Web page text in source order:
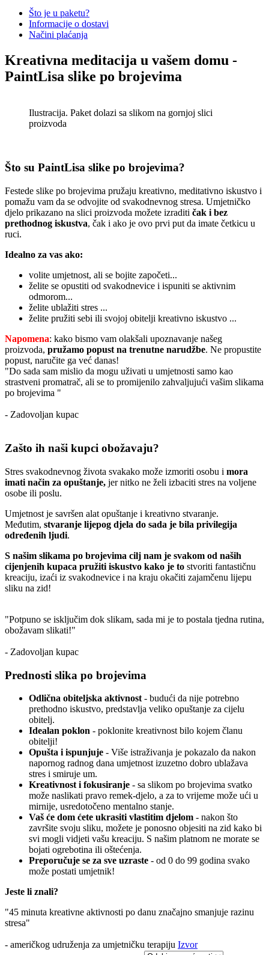
Što je u paketu?
Informacije o dostavi
Načini plaćanja
Kreativna meditacija u vašem domu -
PaintLisa slike po brojevima
Ilustracija. Paket dolazi sa slikom na gornjoj slici
proizvoda
Što su PaintLisa slike po brojevima?
Festede slike po brojevima pružaju kreativno, meditativno iskustvo i
pomažu vam da se odvojite od svakodnevnog stresa. Umjetničko
djelo prikazano na slici proizvoda možete izraditi čak i bez
prethodnog iskustva, čak i ako je ovo prvi put da imate četkicu u
ruci.
Idealno za vas ako:
volite umjetnost, ali se bojite započeti...
želite se opustiti od svakodnevice i ispuniti se aktivnim
odmorom...
želite ublažiti stres ...
želite pružiti sebi ili svojoj obitelji kreativno iskustvo ...
Napomena: kako bismo vam olakšali upoznavanje našeg
proizvoda, pružamo popust na trenutne narudžbe. Ne propustite
popust, naručite ga već danas!
"Do sada sam mislio da mogu uživati u umjetnosti samo kao
strastveni promatrač, ali se to promijenilo zahvaljujući vašim slikama
po brojevima "
- Zadovoljan kupac
Zašto ih naši kupci obožavaju?
Stres svakodnevnog života svakako može izmoriti osobu i mora
imati način za opuštanje, jer nitko ne želi izbaciti stres na voljene
osobe ili poslu.
Umjetnost je savršen alat opuštanje i kreativno stvaranje.
Međutim, stvaranje lijepog djela do sada je bila privilegija
određenih ljudi.
S našim slikama po brojevima cilj nam je svakom od naših
cijenjenih kupaca pružiti iskustvo kako je to stvoriti fantastičnu
kreaciju, izaći iz svakodnevice i na kraju okačiti zajamčenu lijepu
sliku na zid!
"Potpuno se isključim dok slikam, sada mi je to postala tjedna rutina,
obožavam slikati!"
- Zadovoljan kupac
Prednosti slika po brojevima
Odlična obiteljska aktivnost- budući da nije potrebno
prethodno iskustvo, predstavlja veliko opuštanje za cijelu
obitelj.
Idealan poklon - poklonite kreativnost bilo kojem članu
obitelji!
Opušta i ispunjuje - Više istraživanja je pokazalo da nakon
napornog radnog dana umjetnost izuzetno dobro ublažava
stres i smiruje um.
Kreativnost i fokusiranje - sa slikom po brojevima svatko
može naslikati pravo remek-djelo, a za to vrijeme može ući u
mirnije, usredotočeno mentalno stanje.
Vaš će dom ćete ukrasiti vlastitim djelom - nakon što
završite svoju sliku, možete je ponosno objesiti na zid kako bi
svi mogli vidjeti vašu kreaciju. S našim platnom ne morate se
bojati ogrebotina ili oštećenja.
Preporučuje se za sve uzraste - od 0 do 99 godina svako
može postati umjetnik!
Jeste li znali?
"45 minuta kreativne aktivnosti po danu značajno smanjuje razinu
stresa"
- američkog udruženja za umjetničku terapiju Izvor